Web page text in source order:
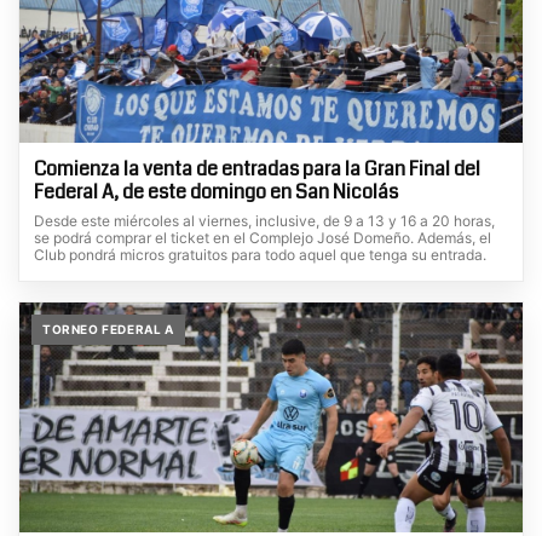
Comienza la venta de entradas para la Gran Final del
Federal A, de este domingo en San Nicolás
Desde este miércoles al viernes, inclusive, de 9 a 13 y 16 a 20 horas,
se podrá comprar el ticket en el Complejo José Domeño. Además, el
Club pondrá micros gratuitos para todo aquel que tenga su entrada.
TORNEO FEDERAL A